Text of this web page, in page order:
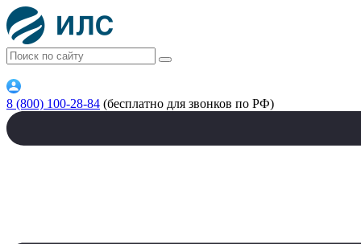
8 (800) 100-28-84 (бесплатно для звонков по РФ)